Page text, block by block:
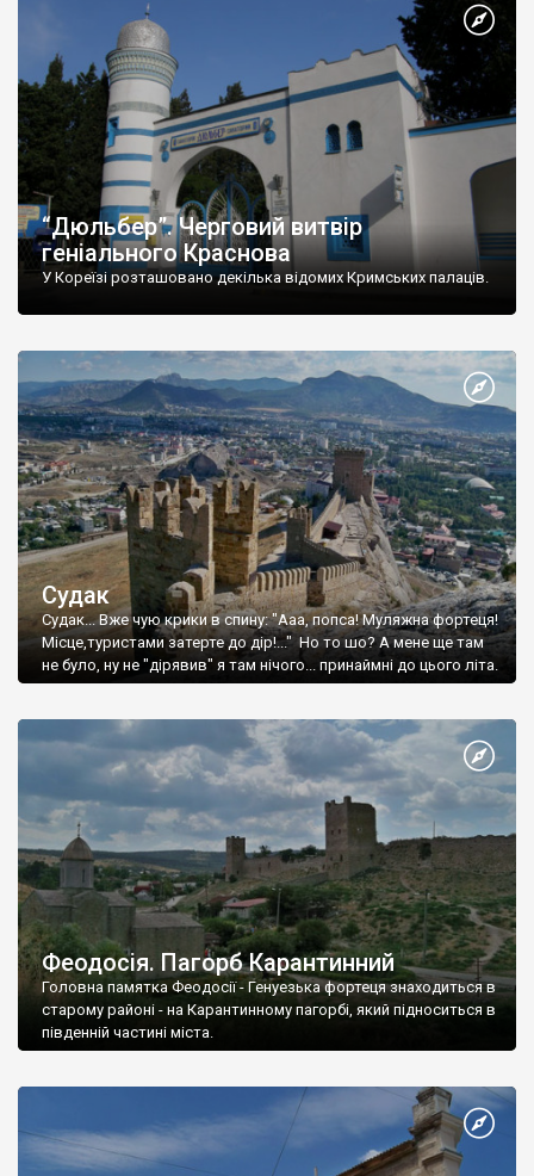
“Дюльбер”. Черговий витвір
геніального Краснова
У Кореїзі розташовано декілька відомих Кримських палаців.
Судак
Судак... Вже чую крики в спину: "Ааа, попса! Муляжна фортеця!
Місце,туристами затерте до дір!..." Но то шо? А мене ще там
не було, ну не "дірявив" я там нічого... принаймні до цього літа.
Феодосія. Пагорб Карантинний
Головна памятка Феодосії - Генуезька фортеця знаходиться в
старому районі - на Карантинному пагорбі, який підноситься в
південній частині міста.